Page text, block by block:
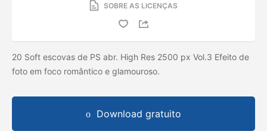
SOBRE AS LICENÇAS
20 Soft escovas de PS abr. High Res 2500 px Vol.3 Efeito de
foto em foco romântico e glamouroso.
Download gratuito